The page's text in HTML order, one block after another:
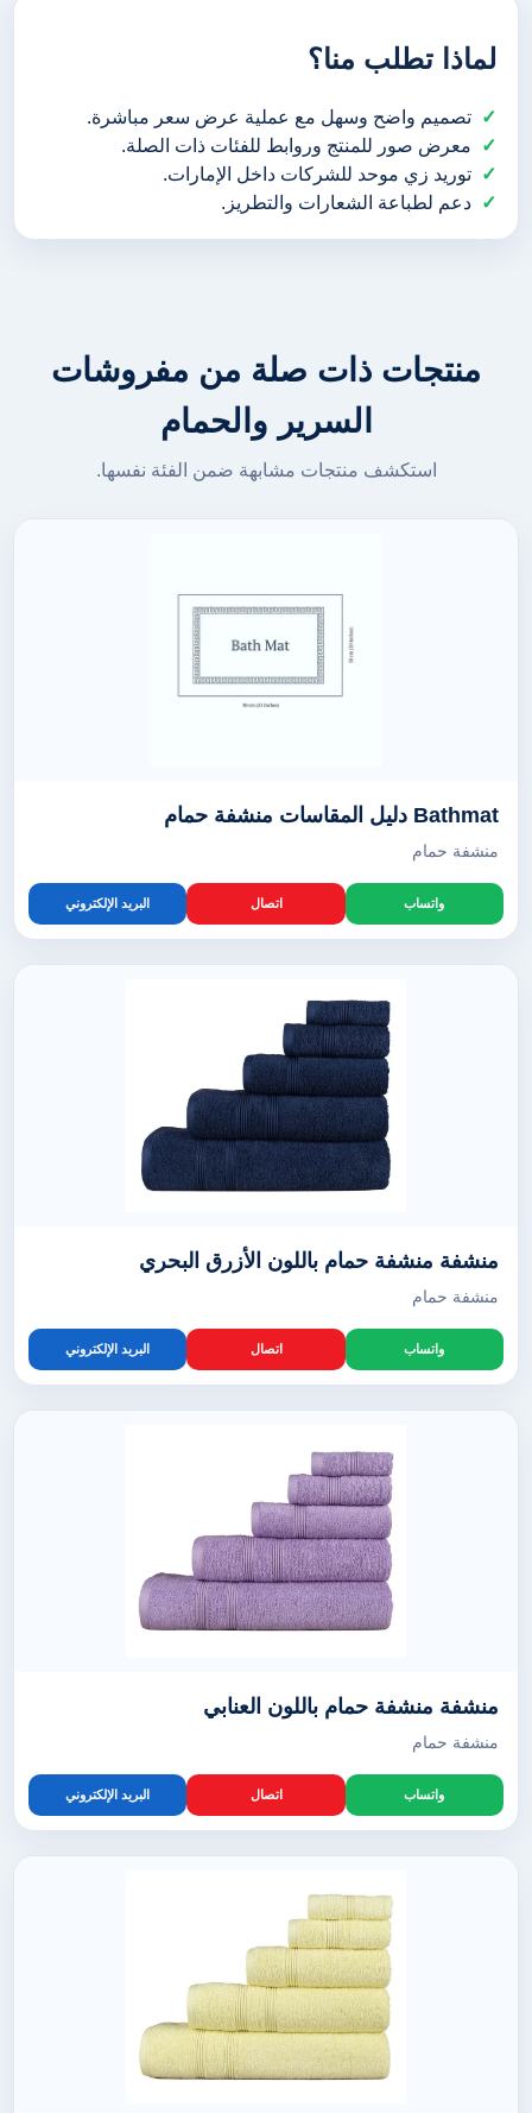
لماذا تطلب منا؟
تصميم واضح وسهل مع عملية عرض سعر مباشرة.
معرض صور للمنتج وروابط للفئات ذات الصلة.
توريد زي موحد للشركات داخل الإمارات.
دعم لطباعة الشعارات والتطريز.
منتجات ذات صلة من مفروشات
السرير والحمام
استكشف منتجات مشابهة ضمن الفئة نفسها.
Bathmat دليل المقاسات منشفة حمام
منشفة حمام
واتساب اتصال البريد الإلكتروني
منشفة منشفة حمام باللون الأزرق البحري
منشفة حمام
واتساب اتصال البريد الإلكتروني
منشفة منشفة حمام باللون العنابي
منشفة حمام
واتساب اتصال البريد الإلكتروني